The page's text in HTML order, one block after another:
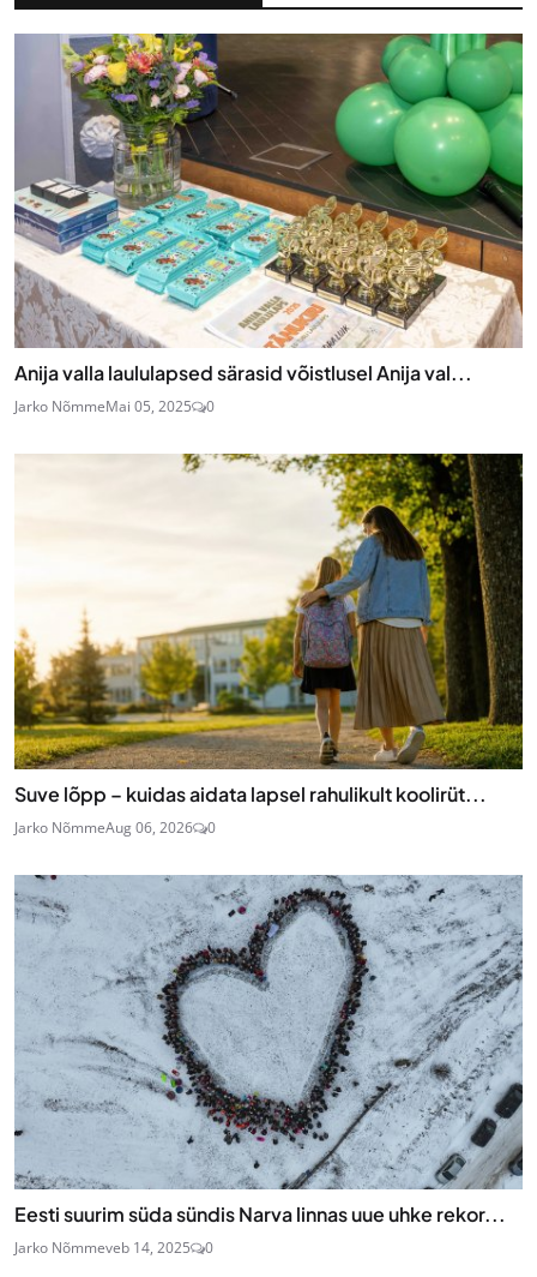
Anija valla laululapsed särasid võistlusel Anija val...
Jarko NõmmeMai 05, 2025 0
Suve lõpp – kuidas aidata lapsel rahulikult koolirüt...
Jarko NõmmeAug 06, 2026 0
Eesti suurim süda sündis Narva linnas uue uhke rekor...
Jarko Nõmmeveb 14, 2025 0